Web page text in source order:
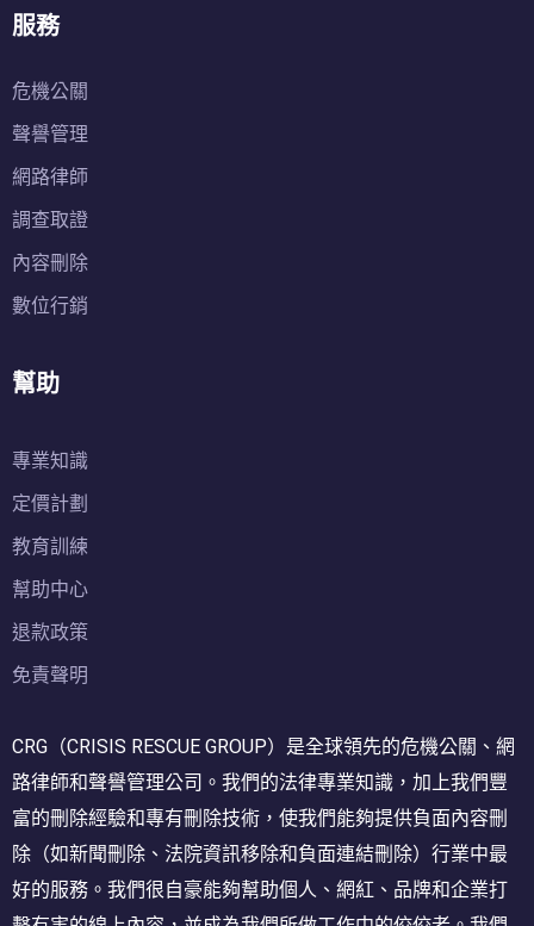
服務
危機公關
聲譽管理
網路律師
調查取證
內容刪除
數位行銷
幫助
專業知識
定價計劃
教育訓練
幫助中心
退款政策
免責聲明
CRG（CRISIS RESCUE GROUP）是全球領先的危機公關、網
路律師和聲譽管理公司。我們的法律專業知識，加上我們豐
富的刪除經驗和專有刪除技術，使我們能夠提供負面內容刪
除（如新聞刪除、法院資訊移除和負面連結刪除）行業中最
好的服務。我們很自豪能夠幫助個人、網紅、品牌和企業打